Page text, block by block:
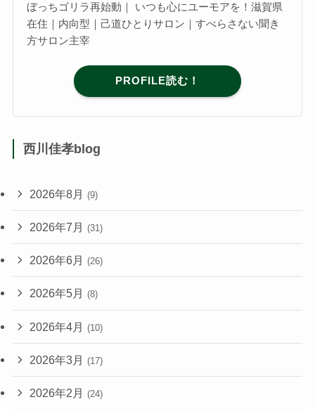
ぼっちゴリラ再始動｜ いつも心にユーモアを！滋賀県
在住｜内向型｜己道ひとりサロン｜すべらさない聞き
方サロン主宰
PROFILE読む！
西川佳孝blog
2026年8月 (9)
2026年7月 (31)
2026年6月 (26)
2026年5月 (8)
2026年4月 (10)
2026年3月 (17)
2026年2月 (24)